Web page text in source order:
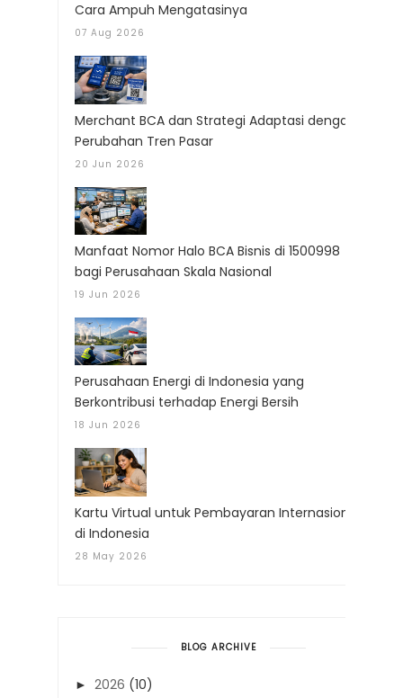
Cara Ampuh Mengatasinya
07 Aug 2026
Merchant BCA dan Strategi Adaptasi dengan
Perubahan Tren Pasar
20 Jun 2026
Manfaat Nomor Halo BCA Bisnis di 1500998
bagi Perusahaan Skala Nasional
19 Jun 2026
Perusahaan Energi di Indonesia yang
Berkontribusi terhadap Energi Bersih
18 Jun 2026
Kartu Virtual untuk Pembayaran Internasional
di Indonesia
28 May 2026
BLOG ARCHIVE
► 2026 (10)